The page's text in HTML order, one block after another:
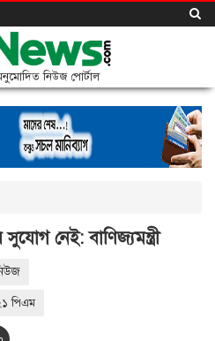
নিউজ পোর্টাল
নেই: বাণিজ্যমন্ত্রী
পিএম